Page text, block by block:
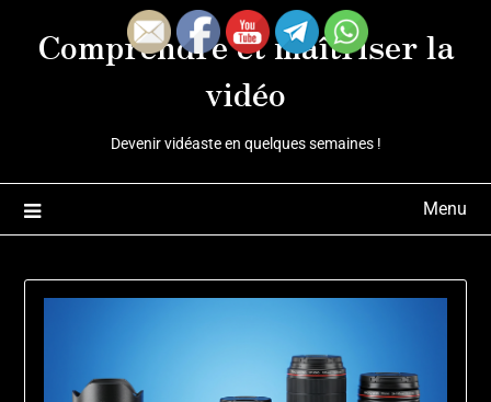
Comprendre et maîtriser la
vidéo
Devenir vidéaste en quelques semaines !
Menu